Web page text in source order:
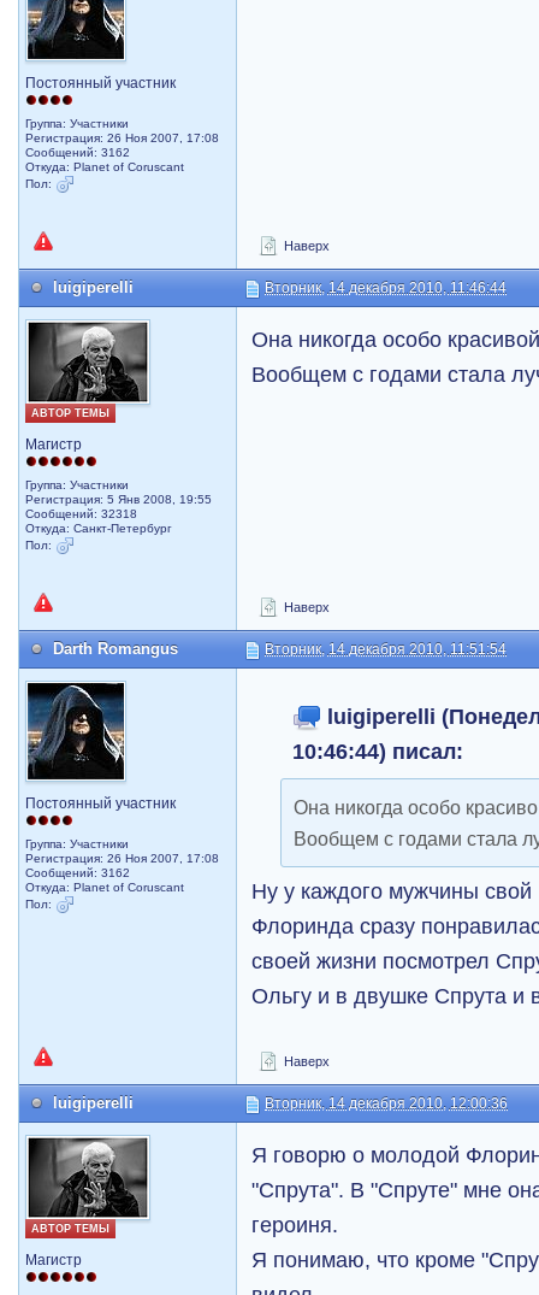
Постоянный участник
Группа: Участники
Регистрация: 26 Ноя 2007, 17:08
Сообщений: 3162
Откуда: Planet of Coruscant
Пол:
Наверх
luigiperelli Вторник, 14 декабря 2010, 11:46:44
АВТОР ТЕМЫ
Магистр
Группа: Участники
Регистрация: 5 Янв 2008, 19:55
Сообщений: 32318
Откуда: Санкт-Петербург
Пол:
Она никогда особо
Вообщем с годами стала
Наверх
Darth Romangus Вторник, 14 декабря 2010, 11:51:54
Постоянный участник
Группа: Участники
Регистрация: 26 Ноя 2007, 17:08
Сообщений: 3162
Откуда: Planet of Coruscant
Пол:
luigiperelli
10:46:44) писал:
Она никогда особо
Вообщем с годами стала
Ну у каждого мужчины
Флоринда сразу
своей жизни посмотрел
Ольгу и в двушке Спрута и
Наверх
luigiperelli Вторник, 14 декабря 2010, 12:00:36
АВТОР ТЕМЫ
Магистр
Я говорю о молодой
"Спрута". В "Спруте" мне
героиня.
Я понимаю, что кроме